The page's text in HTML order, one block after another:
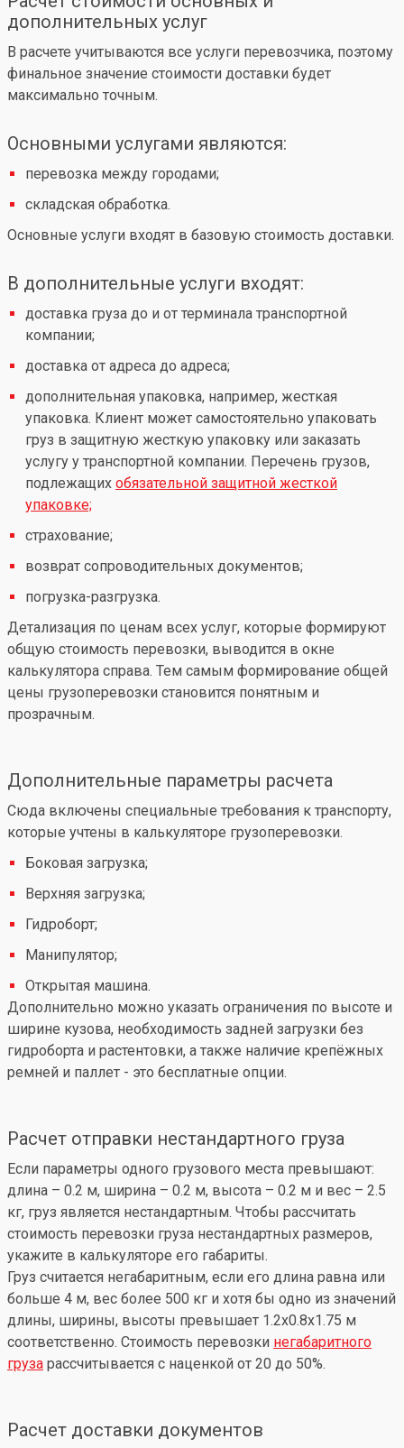
дополнительных услуг
В расчете учитываются все услуги перевозчика, поэтому
финальное значение стоимости доставки будет
максимально точным.
Основными услугами являются:
перевозка между городами;
складская обработка.
Основные услуги входят в базовую стоимость доставки.
В дополнительные услуги входят:
доставка груза до и от терминала транспортной
компании;
доставка от адреса до адреса;
дополнительная упаковка, например, жесткая
упаковка. Клиент может самостоятельно упаковать
груз в защитную жесткую упаковку или заказать
услугу у транспортной компании. Перечень грузов,
подлежащих обязательной защитной жесткой
упаковке;
страхование;
возврат сопроводительных документов;
погрузка-разгрузка.
Детализация по ценам всех услуг, которые формируют
общую стоимость перевозки, выводится в окне
калькулятора справа. Тем самым формирование общей
цены грузоперевозки становится понятным и
прозрачным.
Дополнительные параметры расчета
Сюда включены специальные требования к транспорту,
которые учтены в калькуляторе грузоперевозки.
Боковая загрузка;
Верхняя загрузка;
Гидроборт;
Манипулятор;
Открытая машина.
Дополнительно можно указать ограничения по высоте и
ширине кузова, необходимость задней загрузки без
гидроборта и растентовки, а также наличие крепёжных
ремней и паллет - это бесплатные опции.
Расчет отправки нестандартного груза
Если параметры одного грузового места превышают:
длина – 0.2 м, ширина – 0.2 м, высота – 0.2 м и вес – 2.5
кг, груз является нестандартным. Чтобы рассчитать
стоимость перевозки груза нестандартных размеров,
укажите в калькуляторе его габариты.
Груз считается негабаритным, если его длина равна или
больше 4 м, вес более 500 кг и хотя бы одно из значений
длины, ширины, высоты превышает 1.2x0.8x1.75 м
соответственно. Стоимость перевозки негабаритного
груза рассчитывается с наценкой от 20 до 50%.
Расчет доставки документов